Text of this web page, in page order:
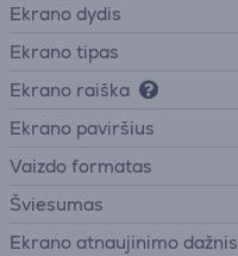
Ekrano dydis
Ekrano tipas
Ekrano raiška
Ekrano paviršius
Vaizdo formatas
Šviesumas
Ekrano atnaujinimo dažnis